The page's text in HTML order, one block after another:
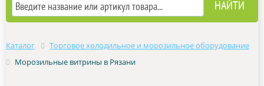
Каталог
Торговое холодильное и морозильное оборудование
Морозильные витрины в Рязани